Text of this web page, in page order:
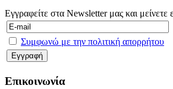
Εγγραφείτε στα Newsletter μας και μείνετε
Συμφωνώ με την πολιτική απορρήτου
Επικοινωνία